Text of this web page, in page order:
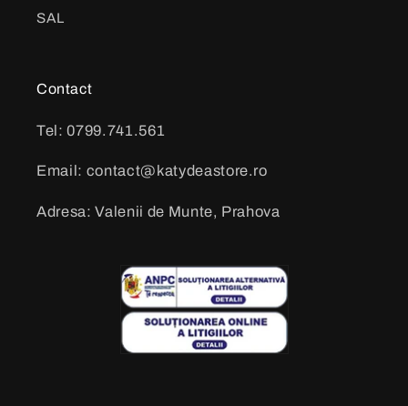
SAL
Contact
Tel: 0799.741.561
Email: contact@katydeastore.ro
Adresa: Valenii de Munte, Prahova